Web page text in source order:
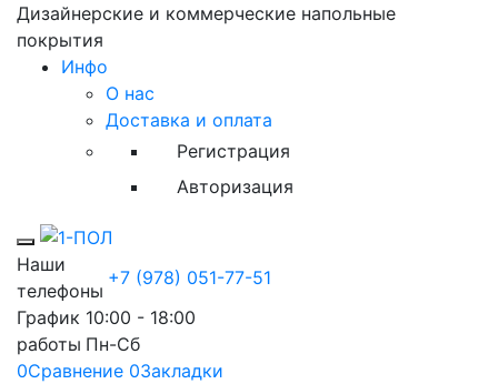
Дизайнерские и коммерческие напольные
покрытия
Инфо
О нас
Доставка и оплата
Регистрация
Авторизация
Toggle mobile menu
Наши
телефоны
+7 (978) 051-77-51
График
работы
10:00 - 18:00
Пн-Сб
0Сравнение 0Закладки